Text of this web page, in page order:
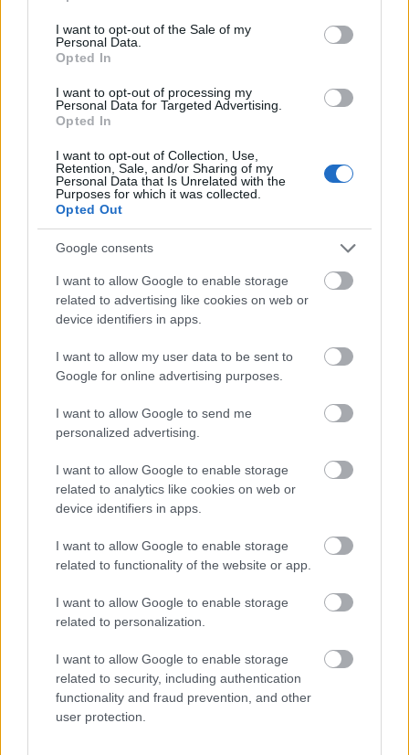
use your data for below specified purposes in below Google
consent section.
I want to opt-out of the Sale of my
Personal Data.
Opted In
I want to opt-out of processing my
Personal Data for Targeted Advertising.
Opted In
I want to opt-out of Collection, Use,
Retention, Sale, and/or Sharing of my
Personal Data that Is Unrelated with the
Purposes for which it was collected.
Opted Out
Google consents
I want to allow Google to enable storage
related to advertising like cookies on web or
device identifiers in apps.
I want to allow my user data to be sent to
Google for online advertising purposes.
I want to allow Google to send me
personalized advertising.
I want to allow Google to enable storage
related to analytics like cookies on web or
device identifiers in apps.
I want to allow Google to enable storage
related to functionality of the website or app.
I want to allow Google to enable storage
related to personalization.
I want to allow Google to enable storage
related to security, including authentication
functionality and fraud prevention, and other
user protection.
3 bf
09/08 Αυξημένη Συννεφιά
3 bf
ΔΕΥ
10/08 Καθαρός καιρός
3 bf
ΤΡΙ
11/08
12/08
19°/36°
Καθαρός καιρός
4 bf